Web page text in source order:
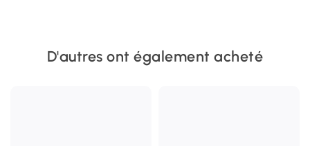
D'autres ont également acheté